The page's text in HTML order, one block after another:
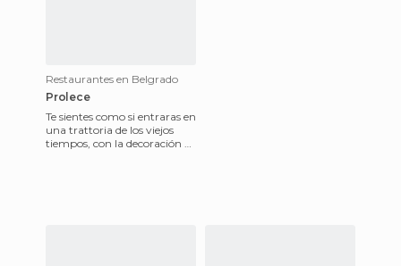
Restaurantes en Belgrado
Prolece
Te sientes como si entraras en
una trattoria de los viejos
tiempos, con la decoración y